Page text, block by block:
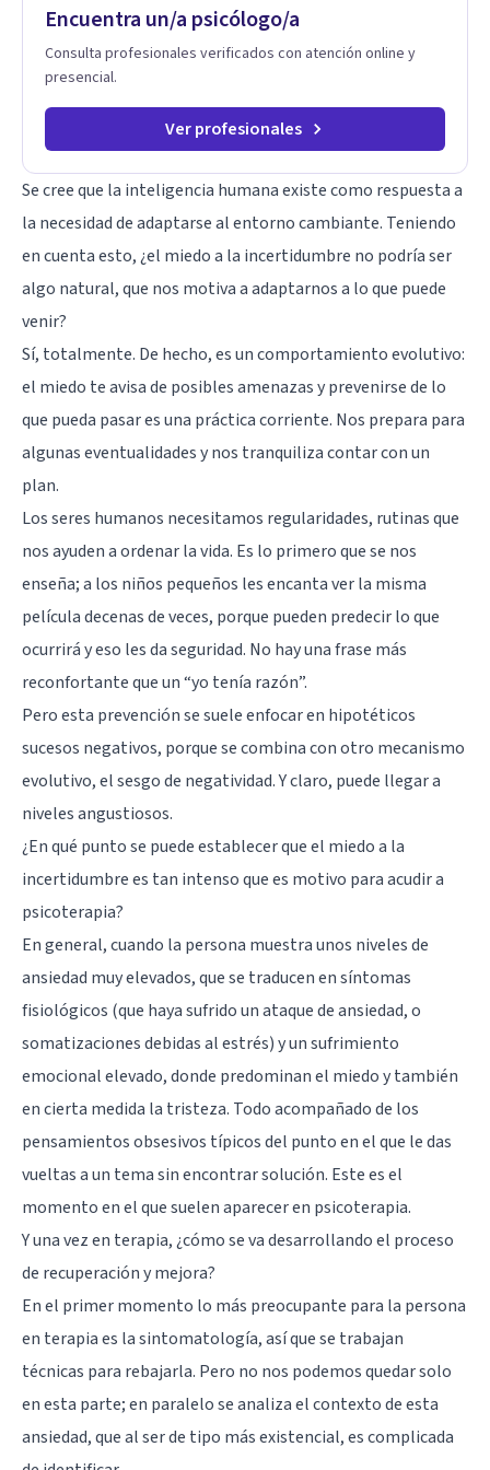
Encuentra un/a psicólogo/a
Consulta profesionales verificados con atención online y
presencial.
Ver profesionales
Se cree que la inteligencia humana existe como respuesta a
la necesidad de adaptarse al entorno cambiante. Teniendo
en cuenta esto, ¿el miedo a la incertidumbre no podría ser
algo natural, que nos motiva a adaptarnos a lo que puede
venir?
Sí, totalmente. De hecho, es un comportamiento evolutivo:
el miedo te avisa de posibles amenazas y prevenirse de lo
que pueda pasar es una práctica corriente. Nos prepara para
algunas eventualidades y nos tranquiliza contar con un
plan.
Los seres humanos necesitamos regularidades, rutinas que
nos ayuden a ordenar la vida. Es lo primero que se nos
enseña; a los niños pequeños les encanta ver la misma
película decenas de veces, porque pueden predecir lo que
ocurrirá y eso les da seguridad. No hay una frase más
reconfortante que un “yo tenía razón”.
Pero esta prevención se suele enfocar en hipotéticos
sucesos negativos, porque se combina con otro mecanismo
evolutivo, el sesgo de negatividad. Y claro, puede llegar a
niveles angustiosos.
¿En qué punto se puede establecer que el miedo a la
incertidumbre es tan intenso que es motivo para acudir a
psicoterapia?
En general, cuando la persona muestra unos niveles de
ansiedad muy elevados, que se traducen en síntomas
fisiológicos (que haya sufrido un ataque de ansiedad, o
somatizaciones debidas al estrés) y un sufrimiento
emocional elevado, donde predominan el miedo y también
en cierta medida la tristeza. Todo acompañado de los
pensamientos obsesivos típicos del punto en el que le das
vueltas a un tema sin encontrar solución. Este es el
momento en el que suelen aparecer en psicoterapia.
Y una vez en terapia, ¿cómo se va desarrollando el proceso
de recuperación y mejora?
En el primer momento lo más preocupante para la persona
en terapia es la sintomatología, así que se trabajan
técnicas para rebajarla. Pero no nos podemos quedar solo
en esta parte; en paralelo se analiza el contexto de esta
ansiedad, que al ser de tipo más existencial, es complicada